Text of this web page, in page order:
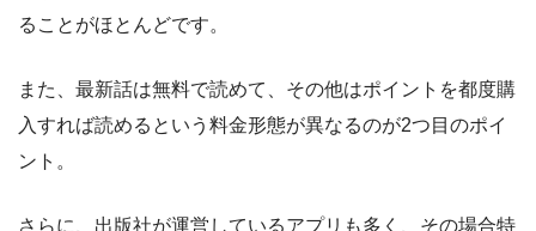
ることがほとんどです。
また、最新話は無料で読めて、その他はポイントを都度購
入すれば読めるという料金形態が異なるのが2つ目のポイ
ント。
さらに、出版社が運営しているアプリも多く、その場合特